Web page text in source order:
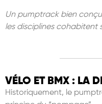
Un pumptrack bien
les disciplines cohabitent
VÉLO ET BMX : LA
Historiquement, le